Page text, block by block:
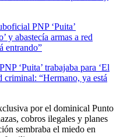
‘Puita’ trabajaba para ‘El
criminal: “Hermano, ya está
por el dominical Punto
cobros ilegales y planes
sembraba el miedo en